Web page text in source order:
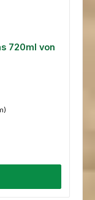
720ml von